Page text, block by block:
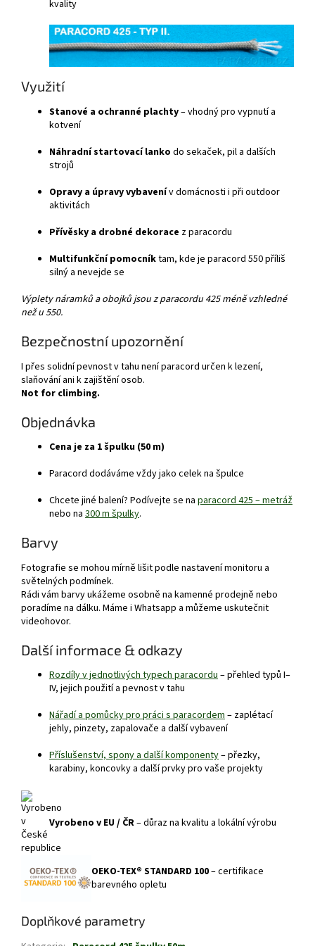
kvality
Využití
Stanové a ochranné plachty– vhodný pro vypnutí a
kotvení
Náhradní startovací lanko do sekaček, pil a dalších
strojů
Opravy a úpravy vybavenív domácnosti i při outdoor
aktivitách
Přívěsky a drobné dekorace z paracordu
Multifunkční pomocníktam, kde je paracord 550 příliš
silný a nevejde se
Výplety náramků a obojků jsou z paracordu 425 méně vzhledné
než u 550.
Bezpečnostní upozornění
I přes solidní pevnost v tahu není paracord určen k lezení,
slaňování ani k zajištění osob.
Not for climbing.
Objednávka
Cena je za 1 špulku (50 m)
Paracord dodáváme vždy jako celek na špulce
Chcete jiné balení? Podívejte se na paracord 425 – metráž
nebo na 300 m špulky.
Barvy
Fotografie se mohou mírně lišit podle nastavení monitoru a
světelných podmínek.
Rádi vám barvy ukážeme osobně na kamenné prodejně nebo
poradíme na dálku. Máme i Whatsapp a můžeme uskutečnit
videohovor.
Další informace & odkazy
Rozdíly v jednotlivých typech paracordu– přehled typů I–
IV, jejich použití a pevnost v tahu
Nářadí a pomůcky pro práci s paracordem– zaplétací
jehly, pinzety, zapalovače a další vybavení
Příslušenství, spony a další komponenty– přezky,
karabiny, koncovky a další prvky pro vaše projekty
Vyrobeno v EU / ČR– důraz na kvalitu a lokální výrobu
OEKO-TEX® STANDARD 100– certifikace
barevného opletu
Doplňkové parametry